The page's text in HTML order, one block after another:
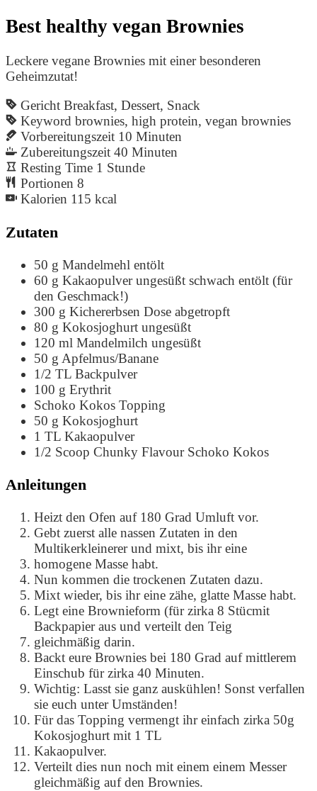
Best healthy vegan Brownies
Leckere vegane Brownies mit einer besonderen
Geheimzutat!
Gericht Breakfast, Dessert, Snack
Keyword brownies, high protein, vegan brownies
Vorbereitungszeit 10 Minuten
Zubereitungszeit 40 Minuten
Resting Time 1 Stunde
Portionen 8
Kalorien 115 kcal
Zutaten
50 g Mandelmehl entölt
60 g Kakaopulver ungesüßt schwach entölt (für
den Geschmack!)
300 g Kichererbsen Dose abgetropft
80 g Kokosjoghurt ungesüßt
120 ml Mandelmilch ungesüßt
50 g Apfelmus/Banane
1/2 TL Backpulver
100 g Erythrit
Schoko Kokos Topping
50 g Kokosjoghurt
1 TL Kakaopulver
1/2 Scoop Chunky Flavour Schoko Kokos
Anleitungen
Heizt den Ofen auf 180 Grad Umluft vor.
Gebt zuerst alle nassen Zutaten in den
Multikerkleinerer und mixt, bis ihr eine
homogene Masse habt.
Nun kommen die trockenen Zutaten dazu.
Mixt wieder, bis ihr eine zähe, glatte Masse habt.
Legt eine Brownieform (für zirka 8 Stücmit
Backpapier aus und verteilt den Teig
gleichmäßig darin.
Backt eure Brownies bei 180 Grad auf mittlerem
Einschub für zirka 40 Minuten.
Wichtig: Lasst sie ganz auskühlen! Sonst verfallen
sie euch unter Umständen!
Für das Topping vermengt ihr einfach zirka 50g
Kokosjoghurt mit 1 TL
Kakaopulver.
Verteilt dies nun noch mit einem einem Messer
gleichmäßig auf den Brownies.